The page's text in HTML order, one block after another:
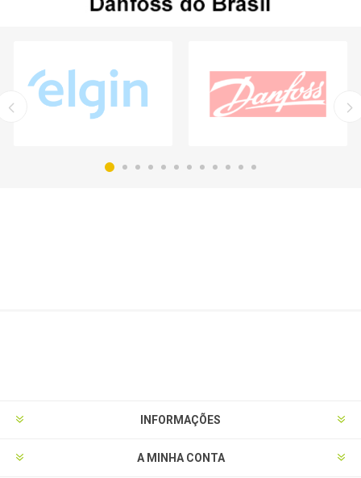
INFORMAÇÕES
A MINHA CONTA